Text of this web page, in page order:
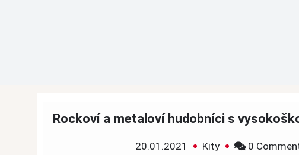
Rockoví a metaloví hudobníci s
20.01.2021 Kity 0